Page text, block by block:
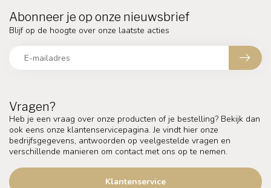
Vragen?
Heb je een vraag over onze producten of je bestelling? Bekijk dan
ook eens onze klantenservicepagina. Je vindt hier onze
bedrijfsgegevens, antwoorden op veelgestelde vragen en
verschillende manieren om contact met ons op te nemen.
Klantenservice
Abonneer je op onze nieuwsbrief
Blijf op de hoogte over onze laatste acties